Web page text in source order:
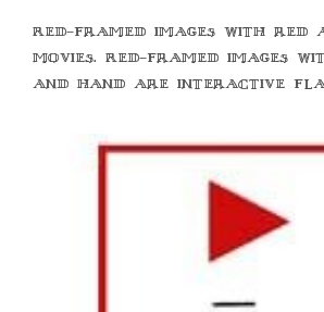
Red-framed images with
movies. Red-framed images
and hand are interactive